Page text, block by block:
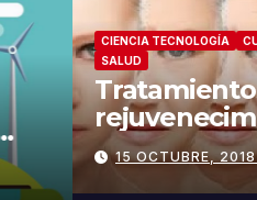
la
la energía